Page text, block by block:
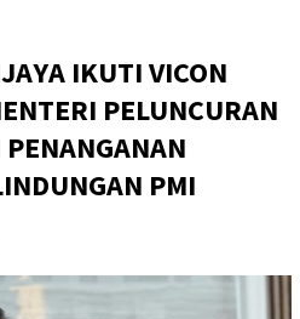
IKUTI VICON
PELUNCURAN
PMI